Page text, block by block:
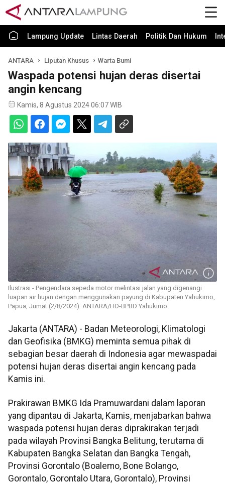
Lampung Update Lintas Daerah Politik Dan Hukum
ANTARA Liputan Khusus Warta Bumi
Waspada potensi hujan deras disertai
angin kencang
Kamis, 8 Agustus 2024 06:07 WIB
Ilustrasi - Pengendara sepeda motor melintasi jalan yang digenangi
luapan air hujan dengan menggunakan payung di Kabupaten Yahukimo,
Papua, Jumat (2/8/2024). ANTARA/HO-BPBD Yahukimo.
Jakarta (ANTARA) - Badan Meteorologi, Klimatologi
dan Geofisika (BMKG) meminta semua pihak di
sebagian besar daerah di Indonesia agar mewaspadai
potensi hujan deras disertai angin kencang pada
Kamis ini.
Prakirawan BMKG Ida Pramuwardani dalam laporan
yang dipantau di Jakarta, Kamis, menjabarkan bahwa
waspada potensi hujan deras diprakirakan terjadi
pada wilayah Provinsi Bangka Belitung, terutama di
Kabupaten Bangka Selatan dan Bangka Tengah,
Provinsi Gorontalo (Boalemo, Bone Bolango,
Gorontalo, Gorontalo Utara, Gorontalo), Provinsi